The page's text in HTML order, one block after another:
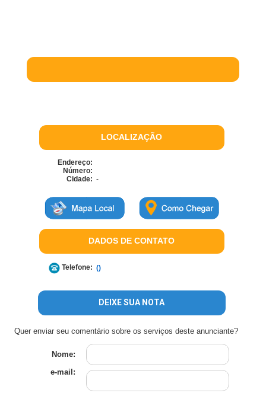
LOCALIZAÇÃO
Endereço:
Número:
Cidade: -
DADOS DE CONTATO
Telefone: ()
DEIXE SUA NOTA
Quer enviar seu comentário sobre os serviços deste anunciante?
Nome:
e-mail: